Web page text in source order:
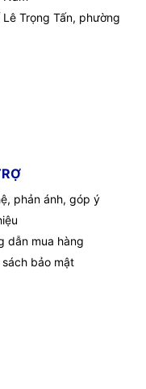
Trọng Tấn, phường
phản ánh, góp ý
dẫn mua hàng
sách bảo mật